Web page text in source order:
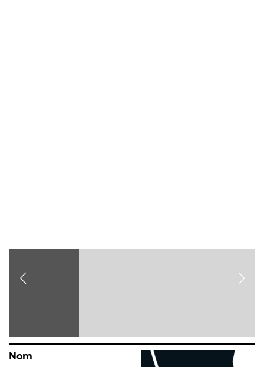
Nom